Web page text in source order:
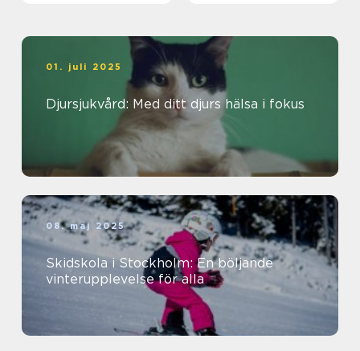
01. juli 2025
Djursjukvård: Med ditt djurs hälsa i fokus
08. maj 2025
Skidskola i Stockholm: En böljande
vinterupplevelse för alla